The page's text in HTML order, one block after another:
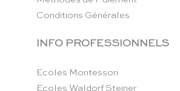
Conditions Générales
INFO PROFESSIONNELS
Ecoles Montessori
Ecoles Waldorf Steiner